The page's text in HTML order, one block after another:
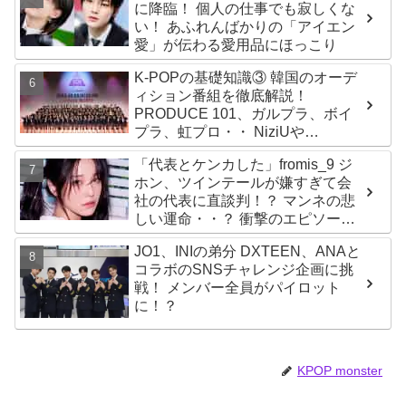
に降臨！ 個人の仕事でも寂しくな
い！ あふれんばかりの「アイエン
愛」が伝わる愛用品にほっこり
K-POPの基礎知識③ 韓国のオーデ
ィション番組を徹底解説！
PRODUCE 101、ガルプラ、ボイ
プラ、虹プロ・・ NiziUや
Kep1er、ZEROBASEONEら人気
グループが続々と誕生！ JO1や
INI、ME:Iを生んだ日プまで一挙紹
介
「代表とケンカした」fromis_9 ジ
ホン、ツインテールが嫌すぎて会
社の代表に直談判！？ マンネの悲
しい運命・・？ 衝撃のエピソード
に爆笑
JO1、INIの弟分 DXTEEN、ANAと
コラボのSNSチャレンジ企画に挑
戦！ メンバー全員がパイロット
に！？
KPOP monster